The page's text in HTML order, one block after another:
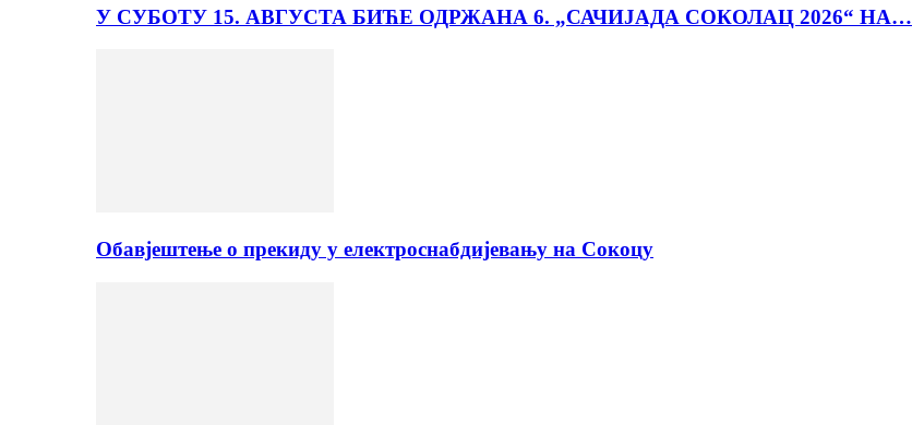
У СУБОТУ 15. АВГУСТА БИЋЕ ОДРЖАНА 6. „САЧИЈАДА СОКОЛАЦ 2026“ НА…
Обавјештење о прекиду у електроснабдијевању на Сокоцу